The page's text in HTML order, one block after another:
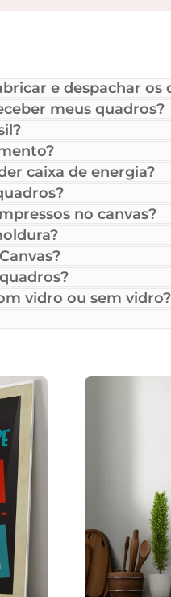
e despachar os
meus quadros?
caixa de energia?
no canvas?
vidro ou sem vidro?